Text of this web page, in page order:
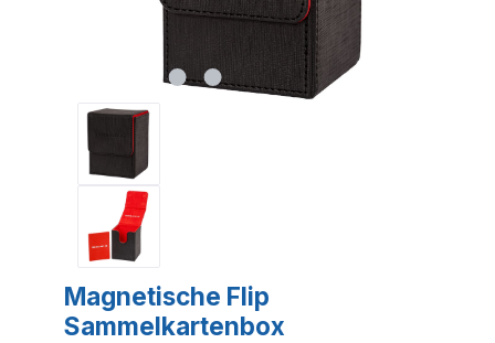
Magnetische Flip
Sammelkartenbox